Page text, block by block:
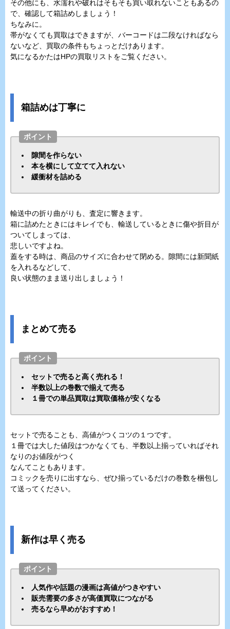
その他にも、水濡れや破れはそもそも買い取れないこともあるの
で、確認して箱詰めしましょう！
ちなみに。
帯がなくても買取はできますが、バーコードは二段なければなら
ないなど、買取の条件もちょっとだけあります。
気になるかたはHPの買取リストをご覧ください。
箱詰めは丁寧に
ポイント
隙間を作らない
本を横にして立てて入れない
緩衝材を詰める
輸送中の折り曲がりも、査定に響きます。
箱に詰めたときにはキレイでも、輸送しているときに傷や折目が
ついてしまっては、
悲しいですよね。
蓋をする時は、商品のサイズに合わせて閉める。隙間には新聞紙
を入れるなどして、
良い状態のまま送り出しましょう！
まとめて売る
ポイント
セットで売ると高く売れる！
半数以上の巻数で揃えて売る
１冊での単品買取は買取価格が安くなる
セットで売ることも、高値がつくコツの１つです。
１冊では大した値段はつかなくても、半数以上揃っていればそれ
なりのお値段がつく
なんてこともあります。
コミックを売りに出すなら、ぜひ揃っているだけの巻数を梱包し
て送ってください。
新作は早く売る
ポイント
人気作や話題の漫画は高値がつきやすい
販売需要の多さが高価買取につながる
売るなら早めがおすすめ！